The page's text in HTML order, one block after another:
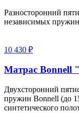
Разносторонний
независимых
10 430 ₽
Матрас Bonnell
Двухсторонний
пружин Bonnell (до
синтетического